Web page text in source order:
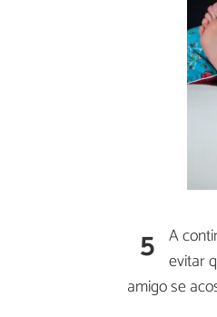
5 A
evitar
amigo se